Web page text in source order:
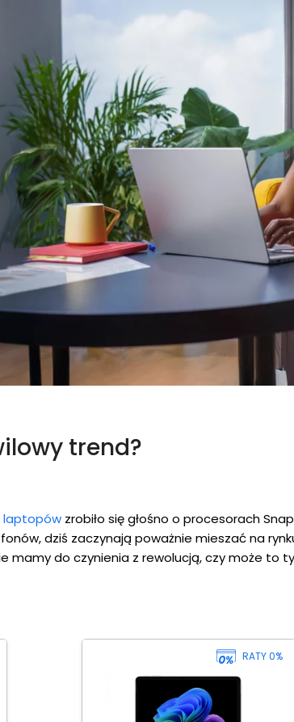
trend?
laptopów zrobiło się głośno o procesorach
dziś zaczynają poważnie mieszać na
mamy do czynienia z rewolucją, czy może to
RATY 0%